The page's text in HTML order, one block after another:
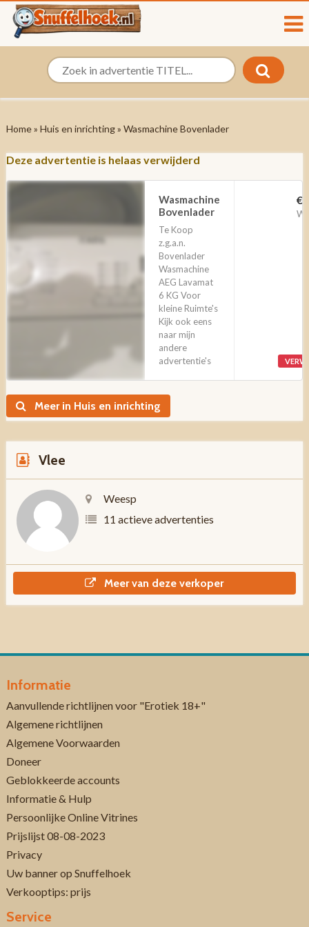
Home» Huis en inrichting» Wasmachine Bovenlader
Deze advertentie is helaas verwijderd
Wasmachine
Bovenlader
Te Koop
z.g.a.n.
Bovenlader
Wasmachine
AEG Lavamat
6 KG Voor
kleine Ruimte's
Kijk ook eens
naar mijn
andere
advertentie's
€
Meer in Huis en inrichting
Vlee
Weesp
11 actieve advertenties
Meer van deze verkoper
Informatie
Aanvullende richtlijnen voor "Erotiek 18+"
Algemene richtlijnen
Algemene Voorwaarden
Doneer
Geblokkeerde accounts
Informatie & Hulp
Persoonlijke Online Vitrines
Prijslijst 08-08-2023
Privacy
Uw banner op Snuffelhoek
Verkooptips: prijs
Service